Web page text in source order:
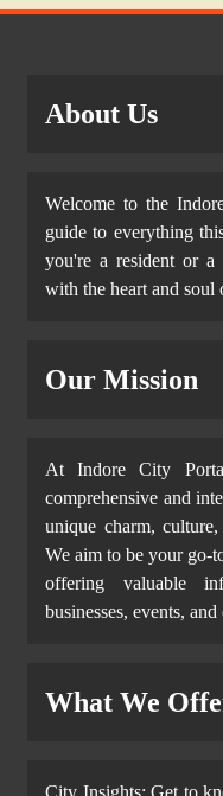
About Us
Welcome to the
guide to everything
you're a resident or a
with the heart and
Our Mission
At Indore City
comprehensive and
unique charm,
We aim to be your go-
offering valuable
businesses, events, and
What We